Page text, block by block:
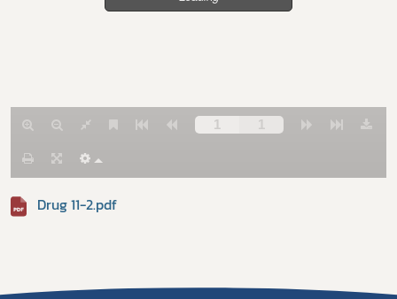
Drug 11-2.pdf